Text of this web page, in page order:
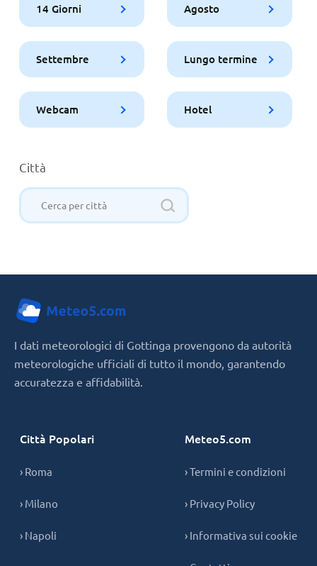
14 Giorni Agosto
Settembre Lungo termine
Webcam Hotel
Città
I dati meteorologici di Gottinga provengono da autorità
meteorologiche ufficiali di tutto il mondo, garantendo
accuratezza e affidabilità.
Città Popolari
› Roma
› Milano
› Napoli
Meteo5.com
› Termini e condizioni
› Privacy Policy
› Informativa sui cookie